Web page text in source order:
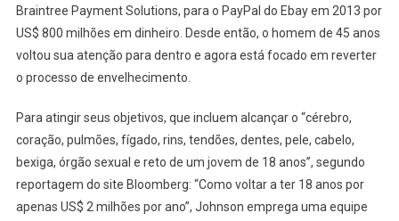
Braintree Payment Solutions, para o PayPal do Ebay em 2013 por
US$ 800 milhões em dinheiro. Desde então, o homem de 45 anos
voltou sua atenção para dentro e agora está focado em reverter
o processo de envelhecimento.
Para atingir seus objetivos, que incluem alcançar o “cérebro,
coração, pulmões, fígado, rins, tendões, dentes, pele, cabelo,
bexiga, órgão sexual e reto de um jovem de 18 anos”, segundo
reportagem do site Bloomberg: “Como voltar a ter 18 anos por
apenas US$ 2 milhões por ano”, Johnson emprega uma equipe